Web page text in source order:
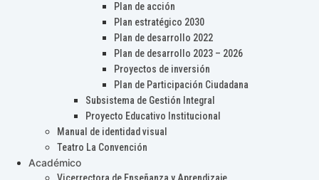
Plan de acción
Plan estratégico 2030
Plan de desarrollo 2022
Plan de desarrollo 2023 – 2026
Proyectos de inversión
Plan de Participación Ciudadana
Subsistema de Gestión Integral
Proyecto Educativo Institucional
Manual de identidad visual
Teatro La Convención
Académico